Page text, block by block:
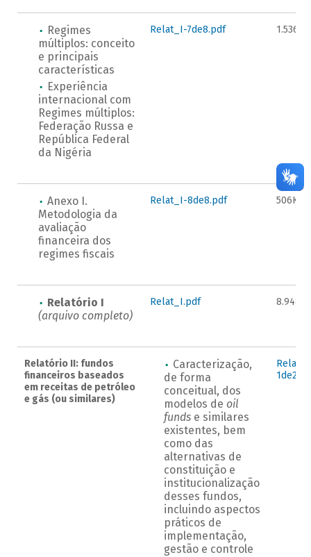
Regimes
múltiplos: conceito
e principais
características
Experiência
internacional com
Regimes múltiplos:
Federação Russa e
República Federal
da Nigéria
Relat_I-7de8.pdf 1.536KB
Anexo I.
Metodologia da
avaliação
financeira dos
regimes fiscais
Relat_I-8de8.pdf 506KB
Relatório I
(arquivo completo)
Relat_I.pdf
Relatório II: fundos
financeiros baseados
em receitas de petróleo
e gás (ou similares)
Caracterização,
de forma
conceitual, dos
modelos de oil
funds e similares
existentes, bem
como das
alternativas de
constituição e
institucionalização
desses fundos,
incluindo aspectos
práticos de
implementação,
gestão e controle